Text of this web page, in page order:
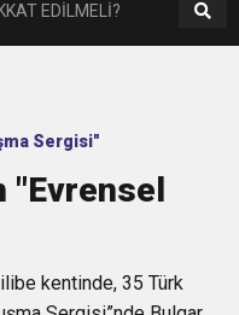
EDİLMELİ?
ZAFER İŞARETİ
yeşil çaydan
KEZ
Sergisi"
"Evrensel
kentinde, 35 Türk